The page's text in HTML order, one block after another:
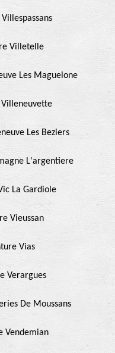
Villetelle
Les Maguelone
Les Beziers
L'argentiere
La Gardiole
Vieussan
Vias
Verargues
De Moussans
Vendemian